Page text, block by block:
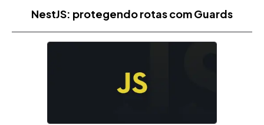
NestJS: protegendo rotas com Guards